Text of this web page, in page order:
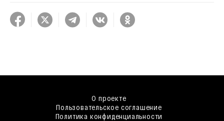
О проекте
Пользовательское соглашение
Политика конфиденциальности